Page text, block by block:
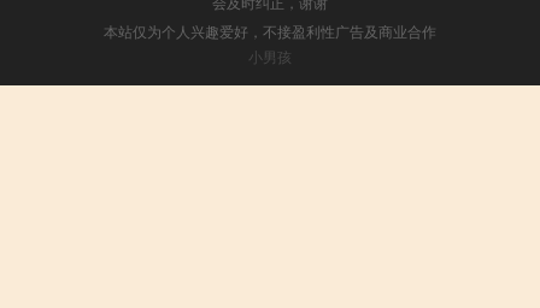
本站仅为个人兴趣爱好，不接盈利性广告及商业合作
小男孩